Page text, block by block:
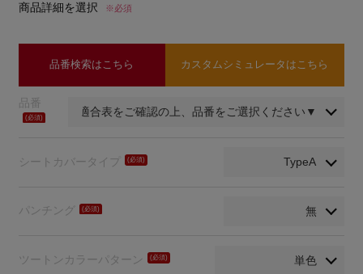
商品詳細を選択 ※必須
品番検索はこちら カスタムシミュレータはこちら
品番
シートカバータイプ
パンチング
ツートンカラーパターン